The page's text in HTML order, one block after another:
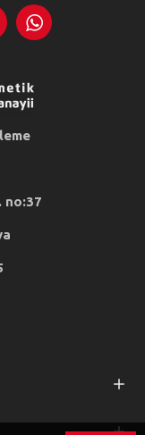
no:37